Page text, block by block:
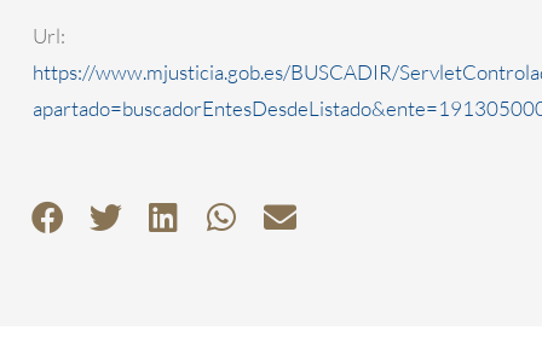
Url:
https://www.mjusticia.gob.es/BUSCADIR/